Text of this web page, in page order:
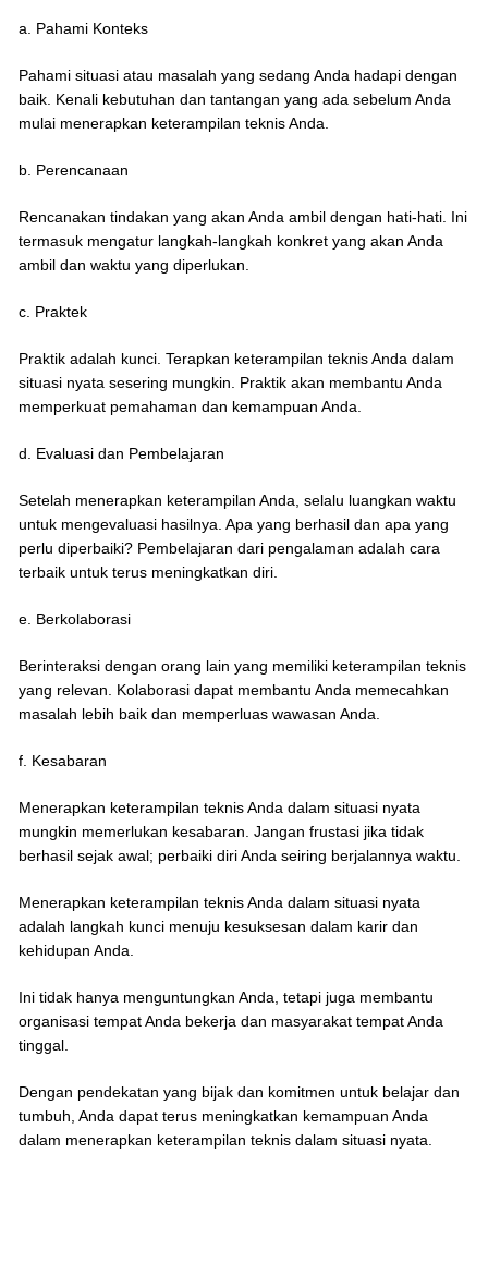
a. Pahami Konteks
Pahami situasi atau masalah yang sedang Anda hadapi dengan
baik. Kenali kebutuhan dan tantangan yang ada sebelum Anda
mulai menerapkan keterampilan teknis Anda.
b. Perencanaan
Rencanakan tindakan yang akan Anda ambil dengan hati-hati. Ini
termasuk mengatur langkah-langkah konkret yang akan Anda
ambil dan waktu yang diperlukan.
c. Praktek
Praktik adalah kunci. Terapkan keterampilan teknis Anda dalam
situasi nyata sesering mungkin. Praktik akan membantu Anda
memperkuat pemahaman dan kemampuan Anda.
d. Evaluasi dan Pembelajaran
Setelah menerapkan keterampilan Anda, selalu luangkan waktu
untuk mengevaluasi hasilnya. Apa yang berhasil dan apa yang
perlu diperbaiki? Pembelajaran dari pengalaman adalah cara
terbaik untuk terus meningkatkan diri.
e. Berkolaborasi
Berinteraksi dengan orang lain yang memiliki keterampilan teknis
yang relevan. Kolaborasi dapat membantu Anda memecahkan
masalah lebih baik dan memperluas wawasan Anda.
f. Kesabaran
Menerapkan keterampilan teknis Anda dalam situasi nyata
mungkin memerlukan kesabaran. Jangan frustasi jika tidak
berhasil sejak awal; perbaiki diri Anda seiring berjalannya waktu.
Menerapkan keterampilan teknis Anda dalam situasi nyata
adalah langkah kunci menuju kesuksesan dalam karir dan
kehidupan Anda.
Ini tidak hanya menguntungkan Anda, tetapi juga membantu
organisasi tempat Anda bekerja dan masyarakat tempat Anda
tinggal.
Dengan pendekatan yang bijak dan komitmen untuk belajar dan
tumbuh, Anda dapat terus meningkatkan kemampuan Anda
dalam menerapkan keterampilan teknis dalam situasi nyata.